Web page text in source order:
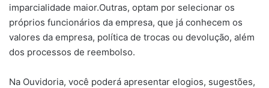
imparcialidade maior.Outras, optam por selecionar os
próprios funcionários da empresa, que já conhecem os
valores da empresa, política de trocas ou devolução, além
dos processos de reembolso.
Na Ouvidoria, você poderá apresentar elogios, sugestões,